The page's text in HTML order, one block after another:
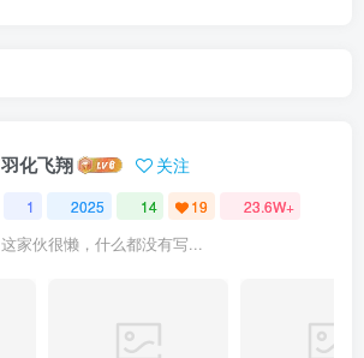
羽化飞翔 关注
1 2025 14 19 23.6W+
这家伙很懒，什么都没有写...